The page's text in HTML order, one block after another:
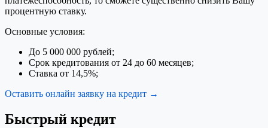
процентную ставку.
Основные условия:
До 5 000 000 рублей;
Срок кредитования от 24 до 60 месяцев;
Ставка от 14,5%;
Оставить онлайн заявку на кредит →
Быстрый кредит